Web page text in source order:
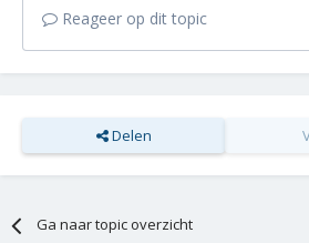
Reageer op dit topic
Delen
Ga naar topic overzicht